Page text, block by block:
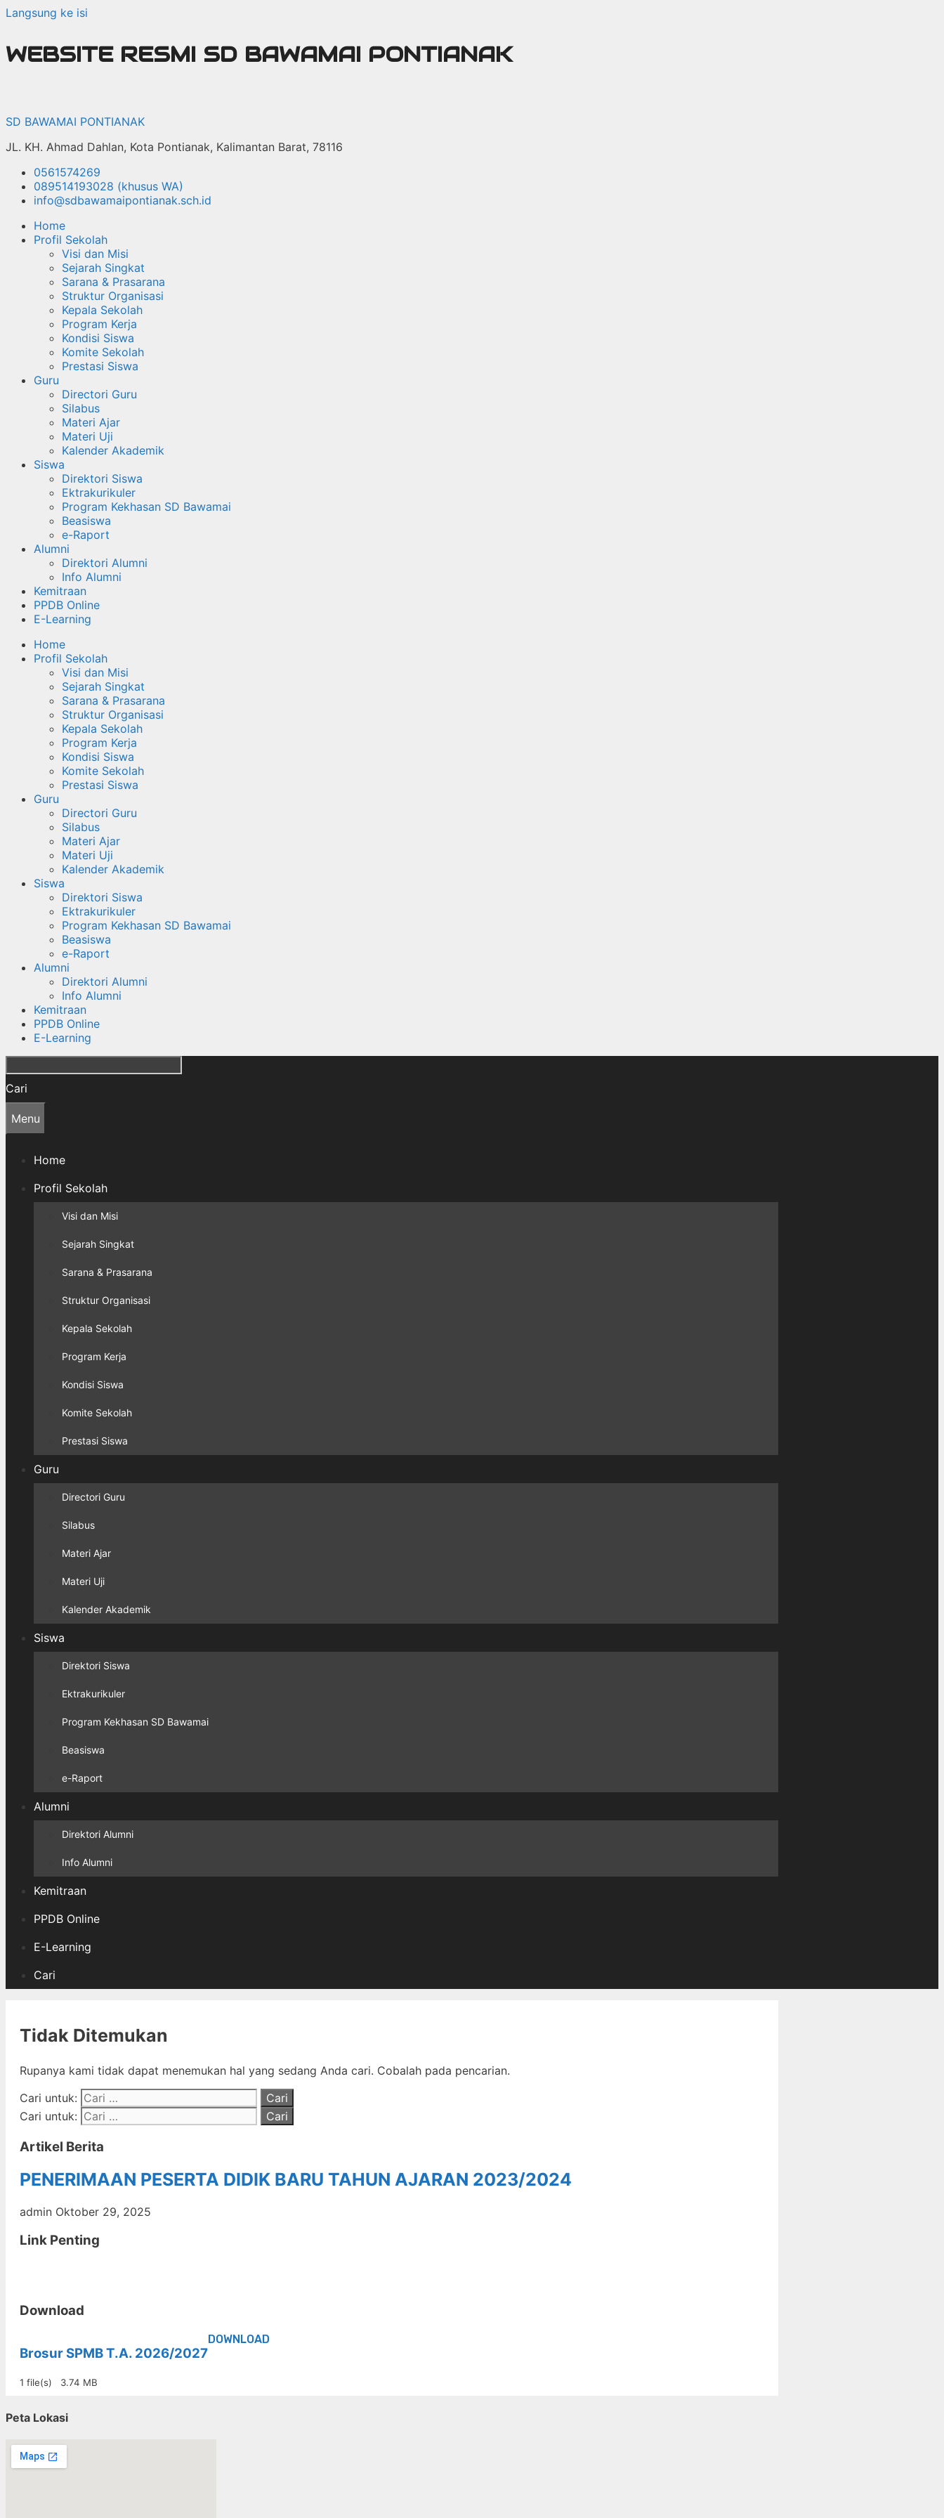
Langsung ke isi
WEBSITE RESMI SD BAWAMAI PONTIANAK
SD BAWAMAI PONTIANAK
JL. KH. Ahmad Dahlan, Kota Pontianak, Kalimantan Barat, 78116
0561574269
089514193028 (khusus WA)
info@sdbawamaipontianak.sch.id
Home
Profil Sekolah
Visi dan Misi
Sejarah Singkat
Sarana & Prasarana
Struktur Organisasi
Kepala Sekolah
Program Kerja
Kondisi Siswa
Komite Sekolah
Prestasi Siswa
Guru
Directori Guru
Silabus
Materi Ajar
Materi Uji
Kalender Akademik
Siswa
Direktori Siswa
Ektrakurikuler
Program Kekhasan SD Bawamai
Beasiswa
e-Raport
Alumni
Direktori Alumni
Info Alumni
Kemitraan
PPDB Online
E-Learning
Home
Profil Sekolah
Visi dan Misi
Sejarah Singkat
Sarana & Prasarana
Struktur Organisasi
Kepala Sekolah
Program Kerja
Kondisi Siswa
Komite Sekolah
Prestasi Siswa
Guru
Directori Guru
Silabus
Materi Ajar
Materi Uji
Kalender Akademik
Siswa
Direktori Siswa
Ektrakurikuler
Program Kekhasan SD Bawamai
Beasiswa
e-Raport
Alumni
Direktori Alumni
Info Alumni
Kemitraan
PPDB Online
E-Learning
Cari
Menu
Home
Profil Sekolah
Visi dan Misi
Sejarah Singkat
Sarana & Prasarana
Struktur Organisasi
Kepala Sekolah
Program Kerja
Kondisi Siswa
Komite Sekolah
Prestasi Siswa
Guru
Directori Guru
Silabus
Materi Ajar
Materi Uji
Kalender Akademik
Siswa
Direktori Siswa
Ektrakurikuler
Program Kekhasan SD Bawamai
Beasiswa
e-Raport
Alumni
Direktori Alumni
Info Alumni
Kemitraan
PPDB Online
E-Learning
Cari
Tidak Ditemukan
Rupanya kami tidak dapat menemukan hal yang sedang Anda cari. Cobalah pada pencarian.
Cari untuk:
Cari untuk:
Artikel Berita
PENERIMAAN PESERTA DIDIK BARU TAHUN AJARAN 2023/2024
admin Oktober 29, 2025
Link Penting
Download
Brosur SPMB T.A. 2026/2027
1 file(s) 3.74 MB
DOWNLOAD
Peta Lokasi